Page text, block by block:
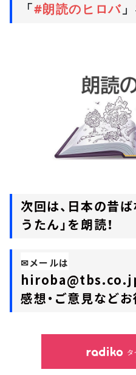
「#朗読のヒロバ
次回は、日本の昔
うたん」を朗読！
✉メールは
感想・ご意見など
タ